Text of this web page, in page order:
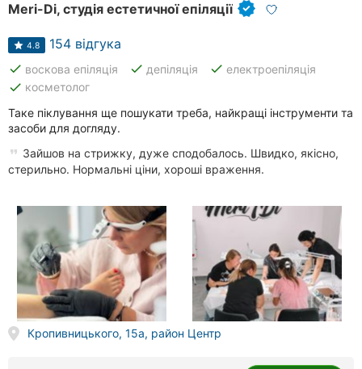
Meri-Di, студія естетичної епіляції
4.8 154 відгука
done воскова епіляція done депіляція done електроепіляція
done косметолог
Таке піклування ще пошукати треба, найкращі інструменти та
засоби для догляду.
Зайшов на стрижку, дуже сподобалось. Швидко, якісно,
стерильно. Нормальні ціни, хороші враження.
Кропивницького, 15а, район Центр